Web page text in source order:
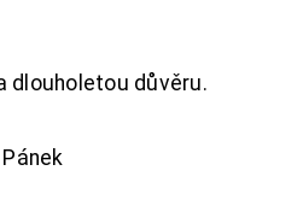
dlouholetou důvěru.